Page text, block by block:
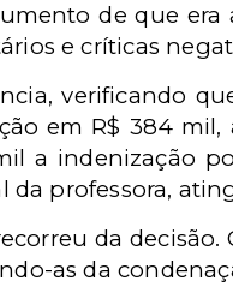
de que
e críticas
verificando
em R$ 384
a indenização
da professora,
da
as da